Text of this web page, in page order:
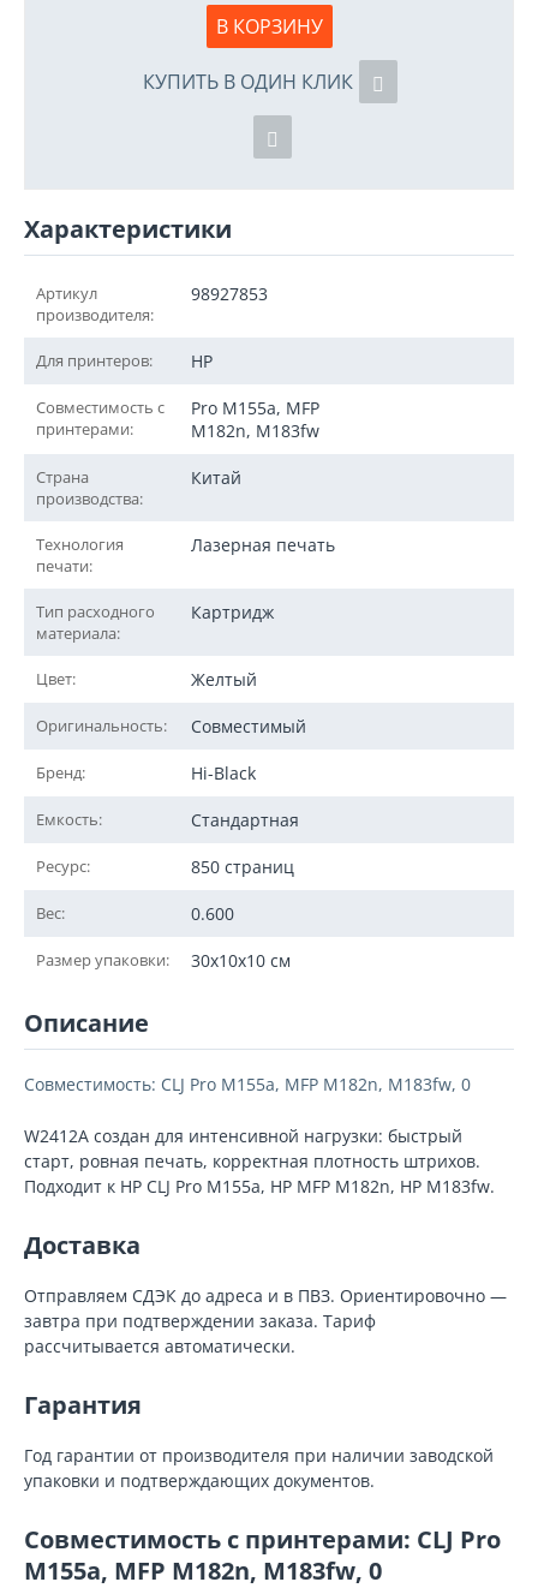
В КОРЗИНУ
КУПИТЬ В ОДИН КЛИК
Характеристики
Артикул
производителя:
98927853
Для принтеров: HP
Совместимость с
принтерами:
Pro M155a, MFP
M182n, M183fw
Страна
производства:
Китай
Технология
печати:
Лазерная печать
Тип расходного
материала:
Картридж
Цвет: Желтый
Оригинальность: Совместимый
Бренд: Hi-Black
Емкость: Стандартная
Ресурс: 850 страниц
Вес: 0.600
Размер упаковки: 30x10x10 см
Описание
Совместимость: CLJ Pro M155a, MFP M182n, M183fw, 0
W2412A создан для интенсивной нагрузки: быстрый
старт, ровная печать, корректная плотность штрихов.
Подходит к HP CLJ Pro M155a, HP MFP M182n, HP M183fw.
Доставка
Отправляем СДЭК до адреса и в ПВЗ. Ориентировочно —
завтра при подтверждении заказа. Тариф
рассчитывается автоматически.
Гарантия
Год гарантии от производителя при наличии заводской
упаковки и подтверждающих документов.
Совместимость с принтерами: CLJ Pro
M155a, MFP M182n, M183fw, 0